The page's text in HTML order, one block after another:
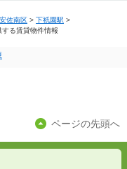
佐南区 > 下祇園駅 >
る賃貸物件情報
ページの先頭へ